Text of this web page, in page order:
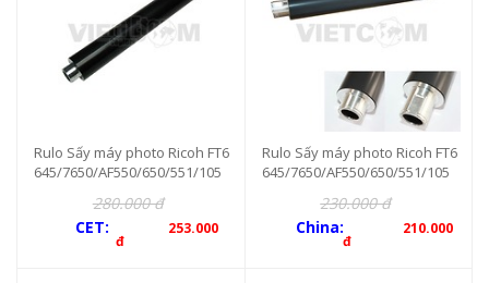
Rulo Sấy máy photo Ricoh FT6
645/7650/AF550/650/551/105
280.000 đ
CET:
253.000
đ
Rulo Sấy máy photo Ricoh FT6
645/7650/AF550/650/551/105
230.000 đ
China:
210.000
đ